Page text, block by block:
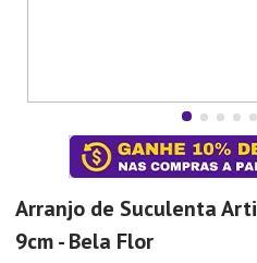
Arranjo de Suculenta
9cm - Bela Flor
7º
Xicara
Tapete
Aparelho Jantar
10º Lixeira